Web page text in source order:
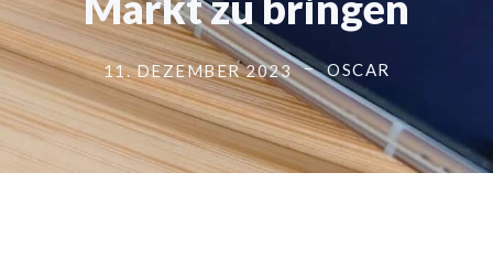
11. DEZEMBER 2023 OSCAR